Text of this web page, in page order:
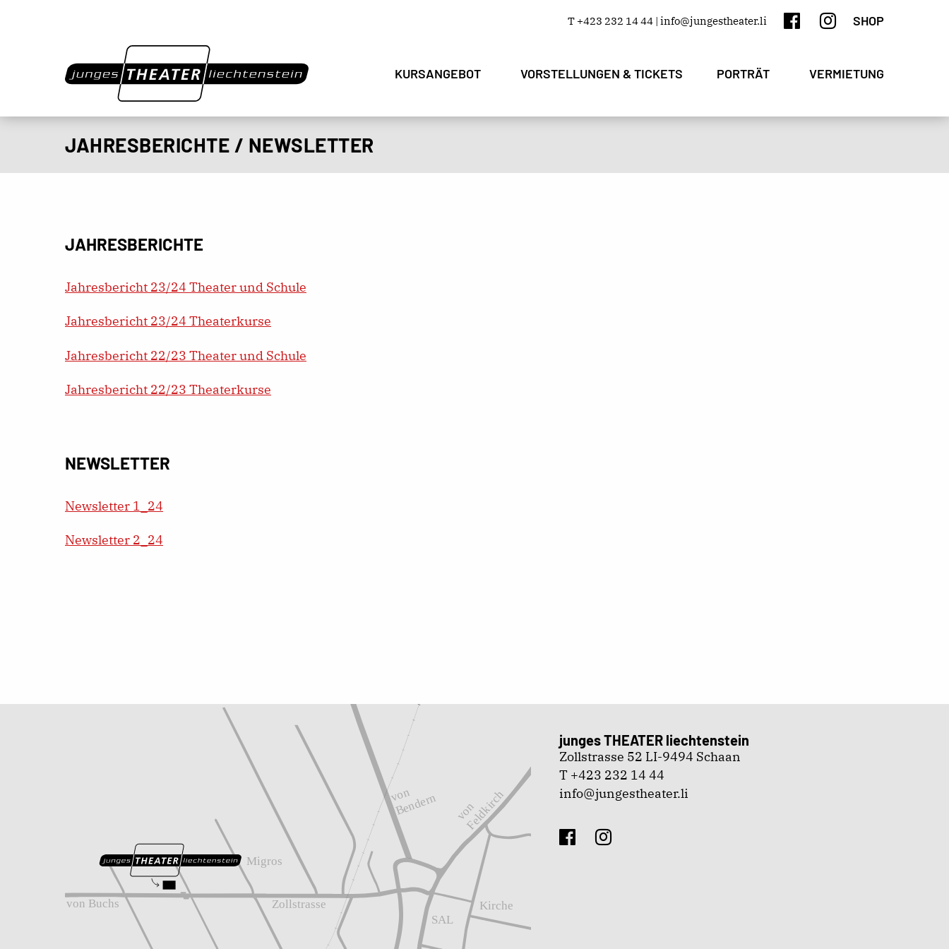
T +423 232 14 44 | info@jungestheater.li SHOP
KURSANGEBOT VORSTELLUNGEN & TICKETS PORTRÄT VERMIETUNG
JAHRESBERICHTE / NEWSLETTER
JAHRESBERICHTE
Jahresbericht 23/24 Theater und Schule
Jahresbericht 23/24 Theaterkurse
Jahresbericht 22/23 Theater und Schule
Jahresbericht 22/23 Theaterkurse
NEWSLETTER
Newsletter 1_24
Newsletter 2_24
junges THEATER liechtenstein
Zollstrasse 52 LI-9494 Schaan
T +423 232 14 44
info@jungestheater.li